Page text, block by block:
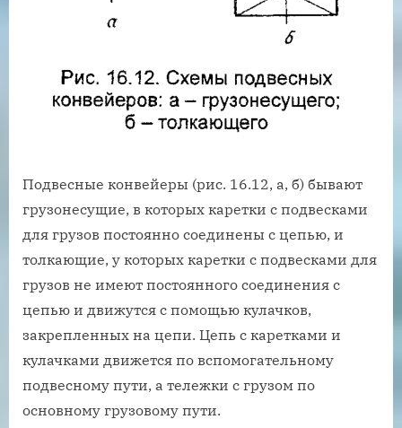
Подвесные конвейеры (рис. 16.12, а, б) бывают
грузонесущие, в которых каретки с подвесками
для грузов постоянно соединены с цепью, и
толкающие, у которых каретки с подвесками для
грузов не имеют постоянного соединения с
цепью и движутся с помощью кулачков,
закрепленных на цепи. Цепь с каретками и
кулачками движется по вспомогательному
подвесному пути, а тележки с грузом по
основному грузовому пути.